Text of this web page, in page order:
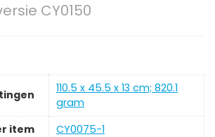
CY0150
‎110.5 x 45.5 x 13 cm; 820.1
gram
item
‎CY0075-1